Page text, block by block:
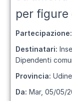
per
Partecipazione:
Destinatari:
Dipendenti
Provincia: Udine
Da: Mar, 05/05/